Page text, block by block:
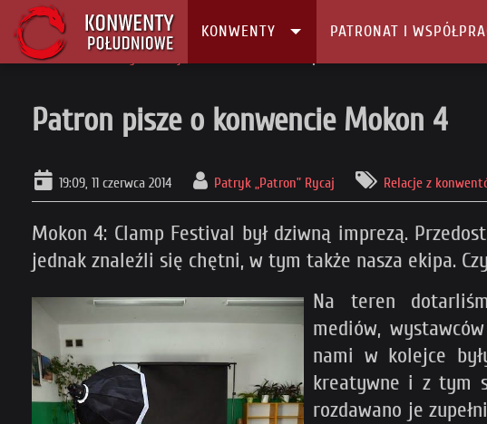
KONWENTY PATRONAT I
Główna
Patron pisze o konwencie Mokon 4
19:09, 11 czerwca 2014 Patryk „Patron” Rycaj Relacje z
Mokon 4: Clamp Festival był dziwną imprezą.
jednak znaleźli się chętni, w tym także nasza ekipa.
Na teren
mediów,
nami w kolejce
kreatywne i z tym
rozdawano je